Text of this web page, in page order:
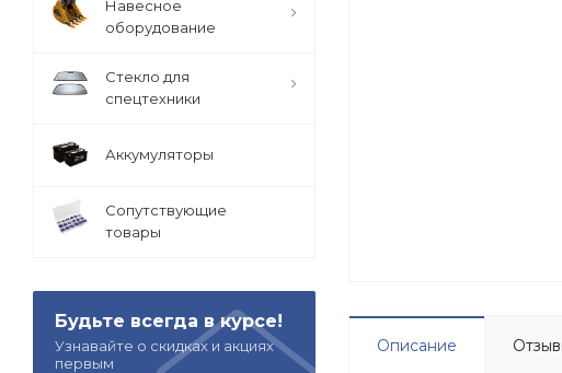
Описание
Навесное
оборудование
Стекло для
спецтехники
Аккумуляторы
Сопутствующие
товары
Будьте всегда в курсе!
Узнавайте о скидках и акциях
первым